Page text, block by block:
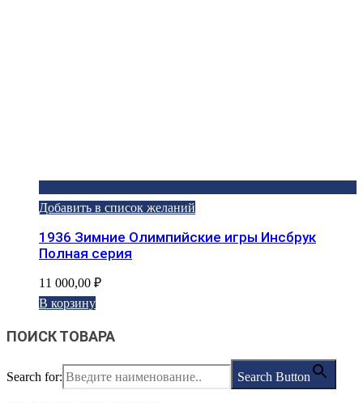
Добавить в список желаний
1936 Зимние Олимпийские игры Инсбрук
Полная серия
11 000,00 ₽
В корзину
ПОИСК ТОВАРА
Search for: Search Button